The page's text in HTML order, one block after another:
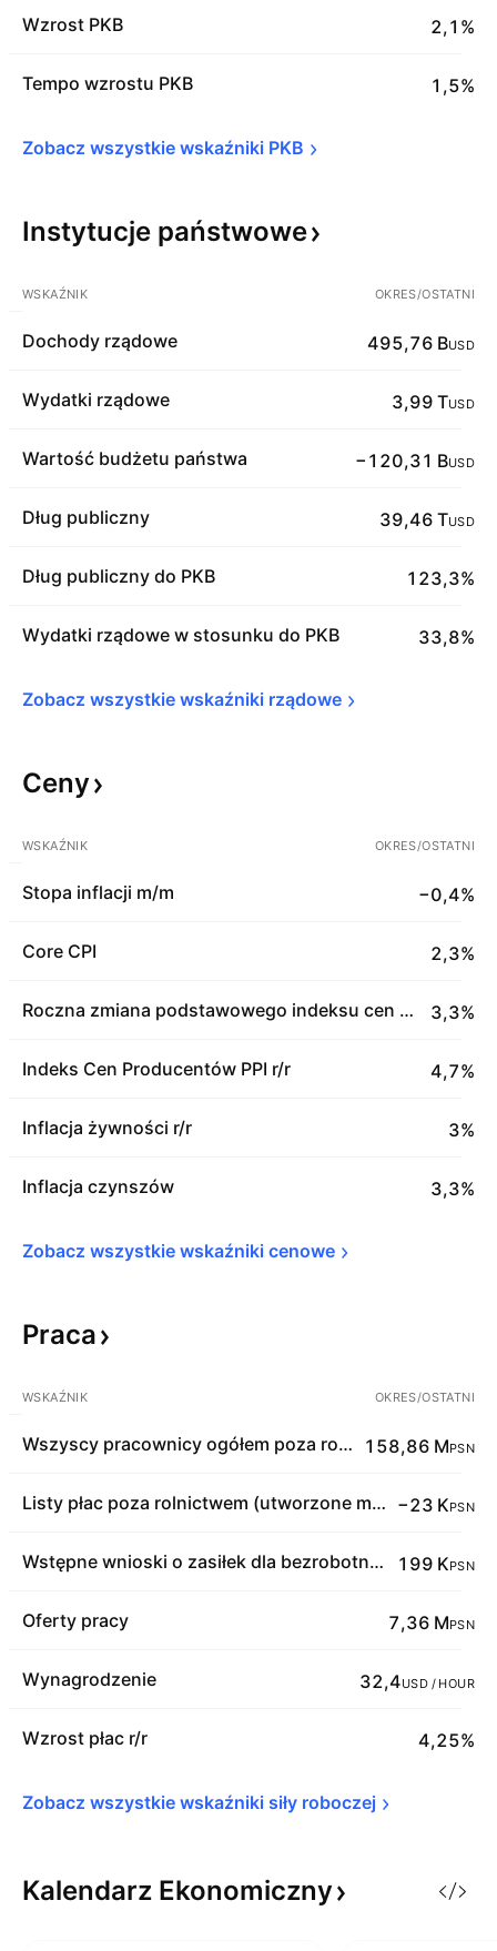
Wzrost PKB 2,1%
Tempo wzrostu PKB 1,5%
Zobacz wszystkie wskaźniki PKB
Instytucje państwowe
WSKAŹNIK OKRES/OSTATNI
Dochody rządowe 495,76 BUSD
Wydatki rządowe 3,99 TUSD
Wartość budżetu państwa −120,31 BUSD
Dług publiczny 39,46 TUSD
Dług publiczny do PKB 123,3%
Wydatki rządowe w stosunku do PKB 33,8%
Zobacz wszystkie wskaźniki rządowe
Ceny
WSKAŹNIK OKRES/OSTATNI
Stopa inflacji m/m −0,4%
Core CPI 2,3%
Roczna zmiana podstawowego indeksu cen PCE 3,3%
Indeks Cen Producentów PPI r/r 4,7%
Inflacja żywności r/r 3%
Inflacja czynszów 3,3%
Zobacz wszystkie wskaźniki cenowe
Praca
WSKAŹNIK OKRES/OSTATNI
Wszyscy pracownicy ogółem poza rolnictwem 158,86 MPSN
Listy płac poza rolnictwem (utworzone miejsca pracy) −23 KPSN
Wstępne wnioski o zasiłek dla bezrobotnych 199 KPSN
Oferty pracy 7,36 MPSN
Wynagrodzenie 32,4USD / HOUR
Wzrost płac r/r 4,25%
Zobacz wszystkie wskaźniki siły roboczej
Kalendarz Ekonomiczny